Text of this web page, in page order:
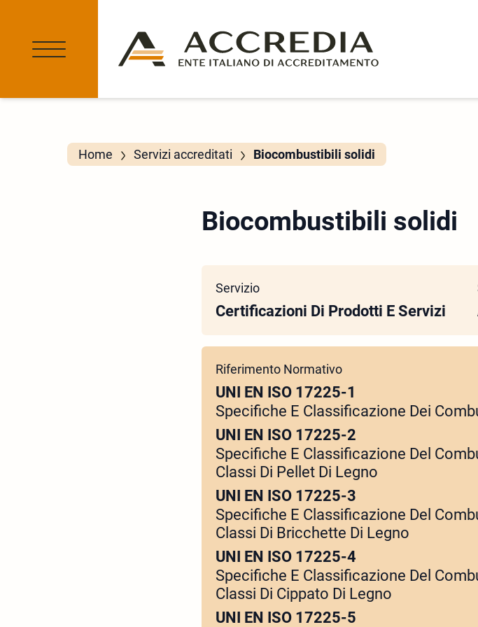
Home Servizi accreditati Biocombustibili solidi
Biocombustibili solidi
Servizio
Certificazioni Di Prodotti E Servizi
Riferimento Normativo
UNI EN ISO 17225-1
Specifiche E Classificazione Dei
UNI EN ISO 17225-2
Specifiche E Classificazione Del
Classi Di Pellet Di Legno
UNI EN ISO 17225-3
Specifiche E Classificazione Del
Classi Di Bricchette Di Legno
UNI EN ISO 17225-4
Specifiche E Classificazione Del
Classi Di Cippato Di Legno
UNI EN ISO 17225-5